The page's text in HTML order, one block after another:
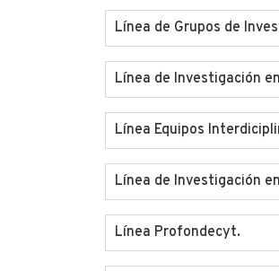
Línea de Grupos de
Línea de Investigación
Línea Equipos
Línea de Investigación
Línea Profondecyt.